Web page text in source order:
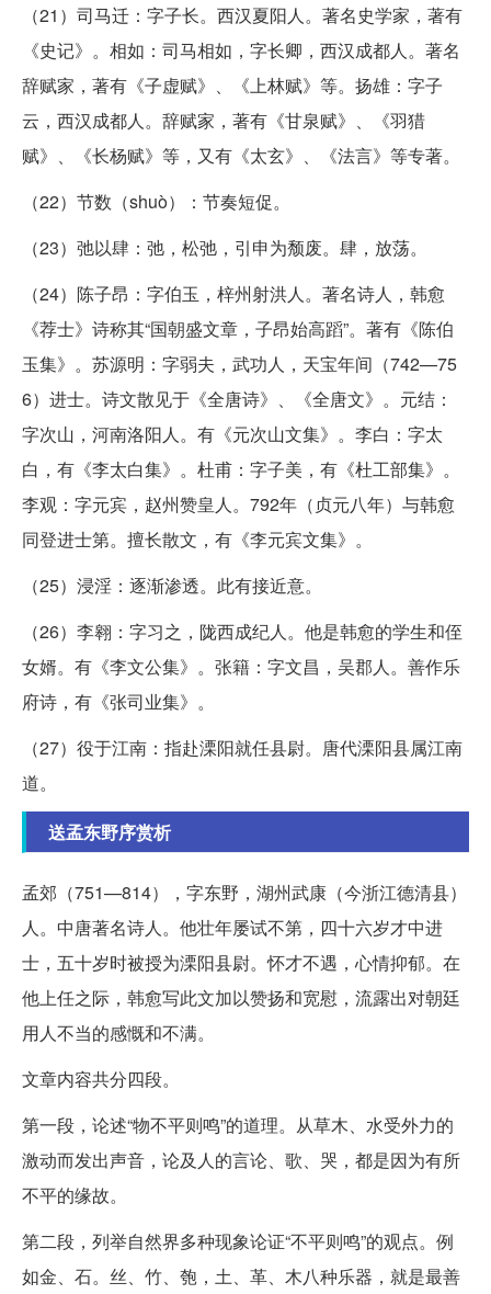
（21）司马迁：字子长。西汉夏阳人。著名史学家，著有
《史记》。相如：司马相如，字长卿，西汉成都人。著名
辞赋家，著有《子虚赋》、《上林赋》等。扬雄：字子
云，西汉成都人。辞赋家，著有《甘泉赋》、《羽猎
赋》、《长杨赋》等，又有《太玄》、《法言》等专著。
（22）节数（shuò）：节奏短促。
（23）弛以肆：弛，松弛，引申为颓废。肆，放荡。
（24）陈子昂：字伯玉，梓州射洪人。著名诗人，韩愈
《荐士》诗称其“国朝盛文章，子昂始高蹈”。著有《陈伯
玉集》。苏源明：字弱夫，武功人，天宝年间（742—75
6）进士。诗文散见于《全唐诗》、《全唐文》。元结：
字次山，河南洛阳人。有《元次山文集》。李白：字太
白，有《李太白集》。杜甫：字子美，有《杜工部集》。
李观：字元宾，赵州赞皇人。792年（贞元八年）与韩愈
同登进士第。擅长散文，有《李元宾文集》。
（25）浸淫：逐渐渗透。此有接近意。
（26）李翱：字习之，陇西成纪人。他是韩愈的学生和侄
女婿。有《李文公集》。张籍：字文昌，吴郡人。善作乐
府诗，有《张司业集》。
（27）役于江南：指赴溧阳就任县尉。唐代溧阳县属江南
道。
送孟东野序赏析
孟郊（751—814），字东野，湖州武康（今浙江德清县）
人。中唐著名诗人。他壮年屡试不第，四十六岁才中进
士，五十岁时被授为溧阳县尉。怀才不遇，心情抑郁。在
他上任之际，韩愈写此文加以赞扬和宽慰，流露出对朝廷
用人不当的感慨和不满。
文章内容共分四段。
第一段，论述“物不平则鸣”的道理。从草木、水受外力的
激动而发出声音，论及人的言论、歌、哭，都是因为有所
不平的缘故。
第二段，列举自然界多种现象论证“不平则鸣”的观点。例
如金、石。丝、竹、匏，土、革、木八种乐器，就是最善